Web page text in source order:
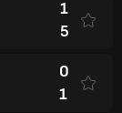
1
5
0
1